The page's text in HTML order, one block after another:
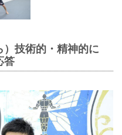
技術的・精神的に
答